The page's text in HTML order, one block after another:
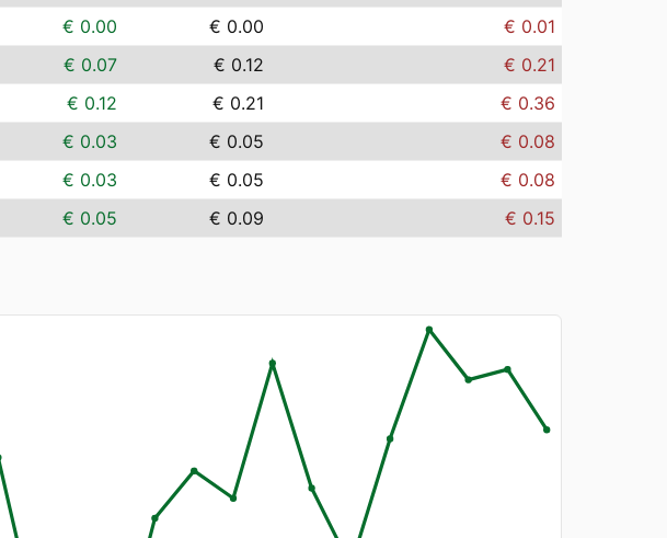
€ 0.00 € 0.00
€ 0.01
€ 0.07 € 0.12
€ 0.21
€ 0.12 € 0.21
€ 0.36
€ 0.03 € 0.05
€ 0.08
€ 0.03 € 0.05
€ 0.08
€ 0.05 € 0.09 € 0.15